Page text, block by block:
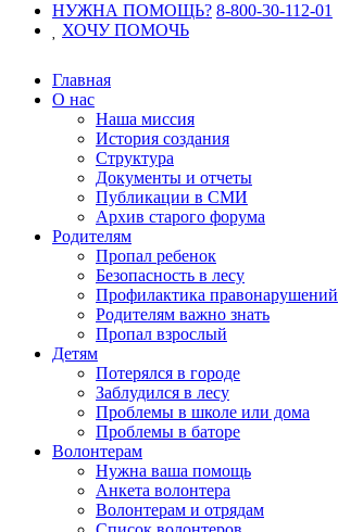
НУЖНА ПОМОЩЬ? 8-800-30-112-01
ХОЧУПОМОЧЬ
Главная
О нас
Наша миссия
История создания
Структура
Документы и отчеты
Публикации в СМИ
Архив старого форума
Родителям
Пропал ребенок
Безопасность в лесу
Профилактика правонарушений
Родителям важно знать
Пропал взрослый
Детям
Потерялся в городе
Заблудился в лесу
Проблемы в школе или дома
Проблемы в баторе
Волонтерам
Нужна ваша помощь
Анкета волонтера
Волонтерам и отрядам